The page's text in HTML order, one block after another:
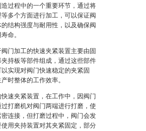
过程中的一个重要环节，通过将
多个方面进行加工，可以保证阀
结构强度与耐用性，以及确保阀
命。
门加工的快速夹紧装置主要由固
持板等部件组成，通过这些部件
实现对阀门快速稳定的夹紧固
时整体的工作效率。
速夹紧装置，在工作中，因阀门
打磨机对阀门两端进行打磨，使
连接，但打磨过程中，阀门会发
用夹持装置对其夹紧固定，部分